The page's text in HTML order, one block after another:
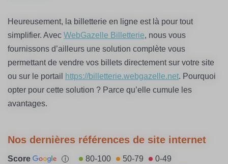
Heureusement, la billetterie en ligne est là pour tout
simplifier. Avec WebGazelle Billetterie, nous vous
fournissons d’ailleurs une solution complète vous
permettant de vendre vos billets directement sur votre site
ou sur le portail
https://billetterie.webgazelle.net. Pourquoi
opter pour cette solution ? Parce qu’elle cumule les
avantages.
Nos dernières références de site internet
Score i 80-100 50-79
0-49